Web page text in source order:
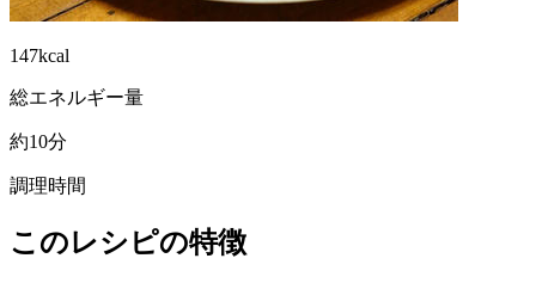
147kcal
総エネルギー量
約10分
調理時間
このレシピの特徴